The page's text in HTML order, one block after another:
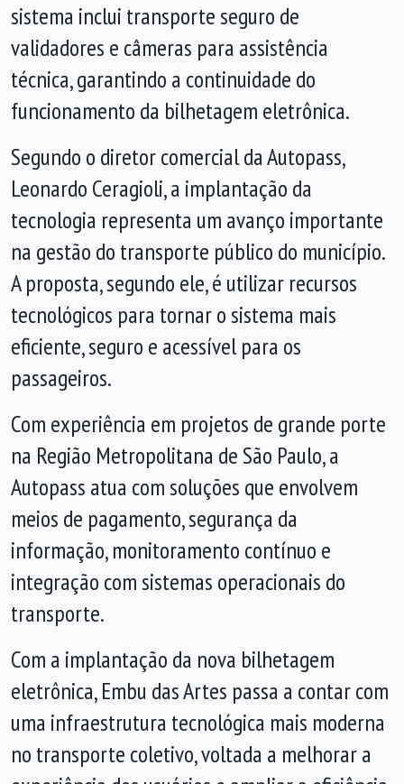
sistema inclui transporte seguro de
validadores e câmeras para assistência
técnica, garantindo a continuidade do
funcionamento da bilhetagem eletrônica.
Segundo o diretor comercial da Autopass,
Leonardo Ceragioli, a implantação da
tecnologia representa um avanço importante
na gestão do transporte público do município.
A proposta, segundo ele, é utilizar recursos
tecnológicos para tornar o sistema mais
eficiente, seguro e acessível para os
passageiros.
Com experiência em projetos de grande porte
na Região Metropolitana de São Paulo, a
Autopass atua com soluções que envolvem
meios de pagamento, segurança da
informação, monitoramento contínuo e
integração com sistemas operacionais do
transporte.
Com a implantação da nova bilhetagem
eletrônica, Embu das Artes passa a contar com
uma infraestrutura tecnológica mais moderna
no transporte coletivo, voltada a melhorar a